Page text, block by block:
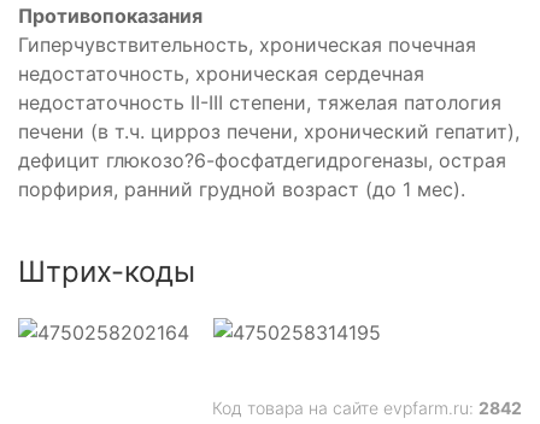
Противопоказания
Гиперчувствительность, хроническая почечная
недостаточность, хроническая сердечная
недостаточность II-III степени, тяжелая патология
печени (в т.ч. цирроз печени, хронический гепатит),
дефицит глюкозо?6-фосфатдегидрогеназы, острая
порфирия, ранний грудной возраст (до 1 мес).
Штрих-коды
Код товара на сайте evpfarm.ru: 2842